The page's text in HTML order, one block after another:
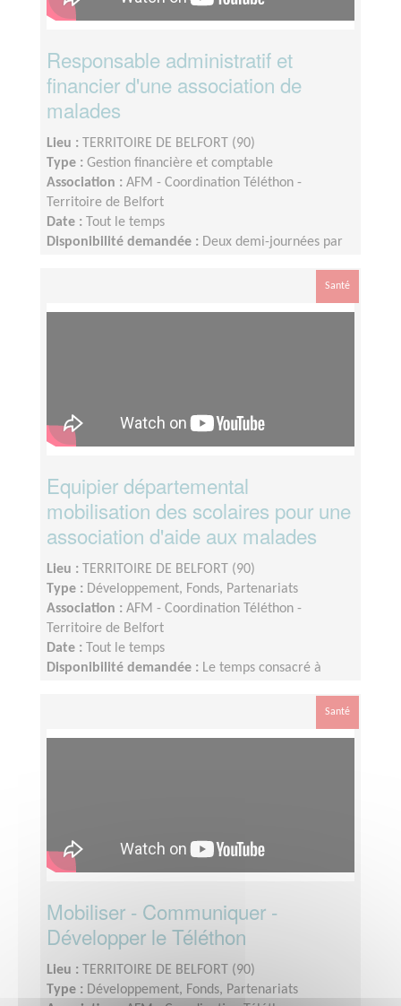
Responsable administratif et
financier d'une association de
malades
Lieu :
TERRITOIRE DE BELFORT (90)
Type : Gestion financière et comptable
Association : AFM - Coordination Téléthon -
Territoire de Belfort
Date :
Tout le temps
Disponibilité demandée : Deux demi-journées par
Santé
Equipier départemental
mobilisation des scolaires pour une
association d'aide aux malades
Lieu :
TERRITOIRE DE BELFORT (90)
Type : Développement, Fonds, Partenariats
Association : AFM - Coordination Téléthon -
Territoire de Belfort
Date :
Tout le temps
Disponibilité demandée : Le temps consacré à
sollicitation est plus importante de Septembre àSanté
Mobiliser - Communiquer -
Développer le Téléthon
Lieu :
TERRITOIRE DE BELFORT (90)
Type : Développement, Fonds, Partenariats